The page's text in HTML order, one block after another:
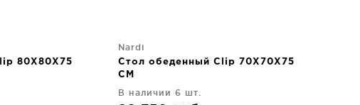
80X80X75
Nardi
Стол обеденный Clip 70X70X75
CM
В наличии 6 шт.